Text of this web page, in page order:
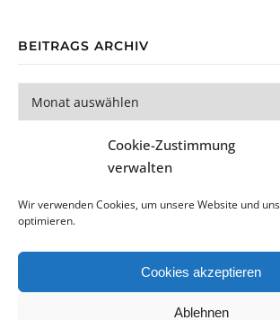
Cookie-Zustimmung
verwalten
Wir verwenden Cookies, um unsere Website und
optimieren.
Cookies akzeptieren
Ablehnen
BEITRAGS ARCHIV
Beitrags Archiv
Bard Theme vonWP Royal.
Datenschutzerklärung Impressum